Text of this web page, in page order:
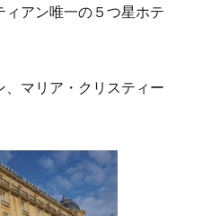
ィアン唯一の５つ星ホテ
、マリア・クリスティー